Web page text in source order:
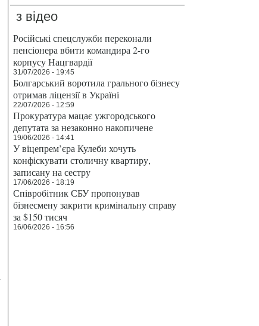
з відео
Російські спецслужби переконали
пенсіонера вбити командира 2-го
корпусу Нацгвардії
31/07/2026 - 19:45
Болгарський воротила грального бізнесу
отримав ліцензії в Україні
22/07/2026 - 12:59
Прокуратура мацає ужгородського
депутата за незаконно накопичене
19/06/2026 - 14:41
У віцепрем’єра Кулеби хочуть
конфіскувати столичну квартиру,
записану на сестру
17/06/2026 - 18:19
Співробітник СБУ пропонував
бізнесмену закрити кримінальну справу
за $150 тисяч
16/06/2026 - 16:56